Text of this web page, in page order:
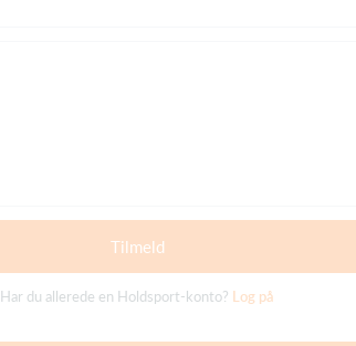
Tilmeld
Har du allerede en Holdsport-konto? Log på